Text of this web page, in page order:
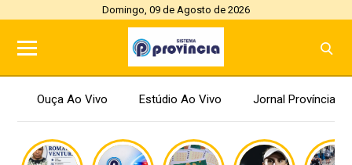
Domingo, 09 de Agosto de 2026
Ouça Ao Vivo Estúdio Ao Vivo Jornal Província